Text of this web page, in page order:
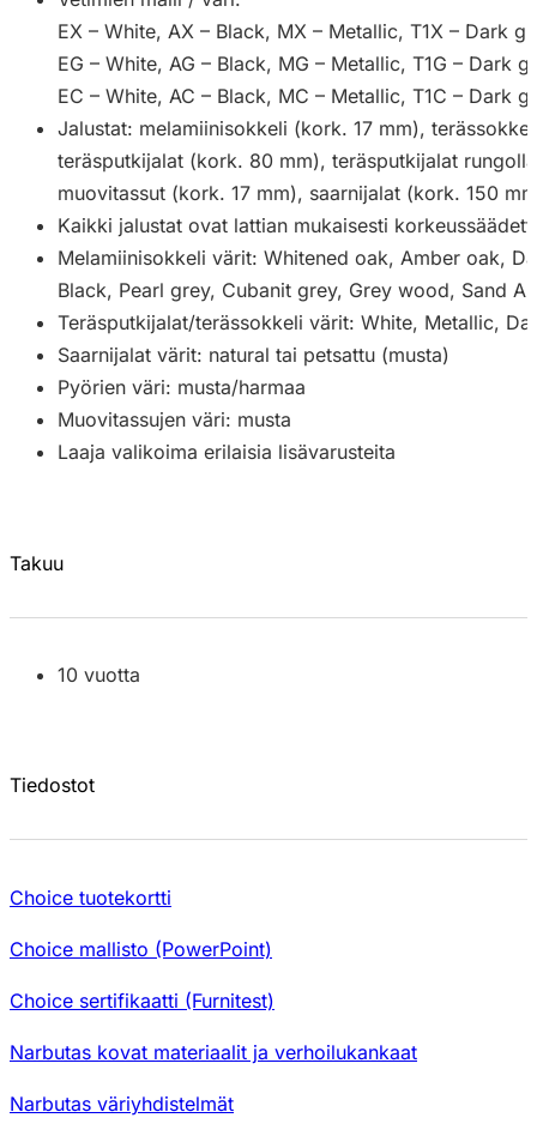
EX – White, AX – Black, MX – Metallic, T1X – Dark
EG – White, AG – Black, MG – Metallic, T1G – Dark
EC – White, AC – Black, MC – Metallic, T1C – Dark
Jalustat: melamiinisokkeli (kork. 17 mm),
teräsputkijalat (kork. 80 mm), teräsputkijalat
muovitassut (kork. 17 mm), saarnijalat (kork. 150
Kaikki jalustat ovat lattian mukaisesti
Melamiinisokkeli värit: Whitened oak, Amber oak,
Black, Pearl grey, Cubanit grey, Grey wood, Sand
Teräsputkijalat/terässokkeli värit: White, Metallic,
Saarnijalat värit: natural tai petsattu (musta)
Pyörien väri: musta/harmaa
Muovitassujen väri: musta
Laaja valikoima erilaisia lisävarusteita
Takuu
10 vuotta
Tiedostot
Choice tuotekortti
Choice mallisto (PowerPoint)
Choice sertifikaatti (Furnitest)
Narbutas kovat materiaalit ja verhoilukankaat
Narbutas väriyhdistelmät